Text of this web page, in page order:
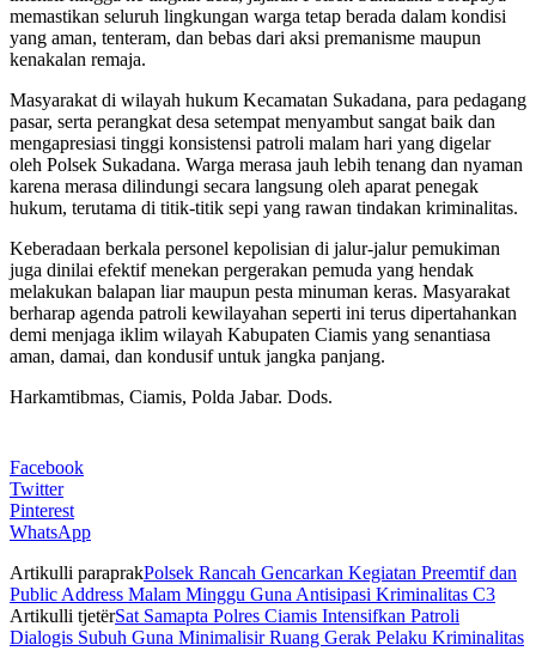
memastikan seluruh lingkungan warga tetap berada dalam kondisi
yang aman, tenteram, dan bebas dari aksi premanisme maupun
kenakalan remaja.
Masyarakat di wilayah hukum Kecamatan Sukadana, para pedagang
pasar, serta perangkat desa setempat menyambut sangat baik dan
mengapresiasi tinggi konsistensi patroli malam hari yang digelar
oleh Polsek Sukadana. Warga merasa jauh lebih tenang dan nyaman
karena merasa dilindungi secara langsung oleh aparat penegak
hukum, terutama di titik-titik sepi yang rawan tindakan kriminalitas.
Keberadaan berkala personel kepolisian di jalur-jalur pemukiman
juga dinilai efektif menekan pergerakan pemuda yang hendak
melakukan balapan liar maupun pesta minuman keras. Masyarakat
berharap agenda patroli kewilayahan seperti ini terus dipertahankan
demi menjaga iklim wilayah Kabupaten Ciamis yang senantiasa
aman, damai, dan kondusif untuk jangka panjang.
Harkamtibmas, Ciamis, Polda Jabar. Dods.
Facebook
Twitter
Pinterest
WhatsApp
Artikulli paraprakPolsek Rancah Gencarkan Kegiatan Preemtif dan
Public Address Malam Minggu Guna Antisipasi Kriminalitas C3
Artikulli tjetërSat Samapta Polres Ciamis Intensifkan Patroli
Dialogis Subuh Guna Minimalisir Ruang Gerak Pelaku Kriminalitas